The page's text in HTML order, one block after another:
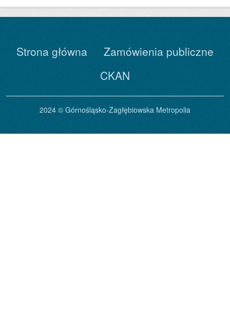
Strona główna
Zamówienia publiczne
CKAN
2024 © Górnośląsko-Zagłębiowska Metropolia